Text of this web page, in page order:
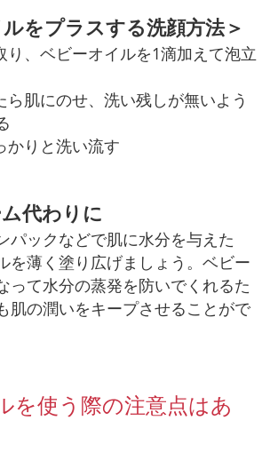
をプラスする洗顔方法＞
り、ベビーオイルを1滴加えて泡立
ら肌にのせ、洗い残しが無いよう
かりと洗い流す
代わりに
パックなどで肌に水分を与えた
を薄く塗り広げましょう。ベビー
って水分の蒸発を防いでくれるた
肌の潤いをキープさせることがで
を使う際の注意点はあ